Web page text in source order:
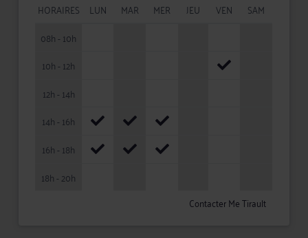
HORAIRES LUN MAR MER JEU VEN
SAM
08h - 10h
10h - 12h
12h - 14h
14h - 16h
16h - 18h
18h - 20h
Contacter Me Tirault